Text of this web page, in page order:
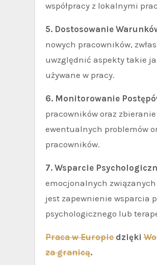
współpracy z lokalnymi
5. Dostosowanie
nowych pracowników,
uwzględnić aspekty takie
używane w pracy.
6. Monitorowanie
pracowników oraz
ewentualnych problemów
pracowników.
7. Wsparcie
emocjonalnych
jest zapewnienie wsparcia
psychologicznego lub
Praca w Europie dzięki
za granicą.